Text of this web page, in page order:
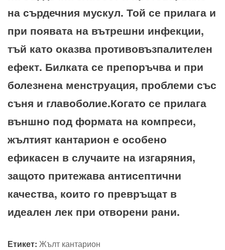
на сърдечния мускул. Той се прилага и
при появата на вътрешни инфекции,
тъй като оказва противовъзпалителен
ефект. Билката се препоръчва и при
болезнена менструация, проблеми със
съня и главоболие.Когато се прилага
външно под формата на компреси,
жълтият кантарион е особено
ефикасен в случаите на изгаряния,
защото притежава антисептични
качества, които го превръщат в
идеален лек при отворени рани.
Етикет: Жълт кантарион